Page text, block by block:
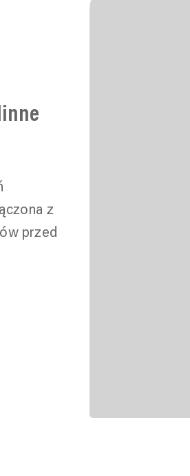
z
przed